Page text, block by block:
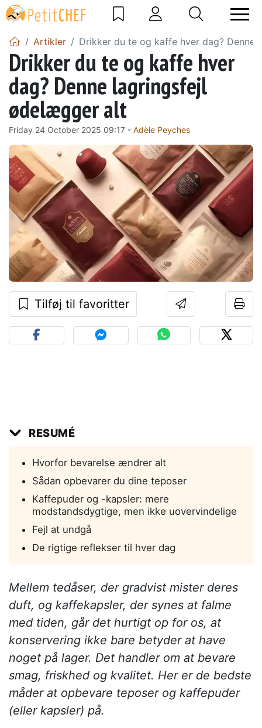
Artikler Drikker du te og kaffe hver dag?
Drikker du te og kaffe hver
dag? Denne lagringsfejl
ødelægger alt
Friday 24 October 2025 09:17 - Adèle Peyches
Tilføj til favoritter
RESUMÉ
Hvorfor bevarelse ændrer alt
Sådan opbevarer du dine teposer
Kaffepuder og -kapsler: mere
modstandsdygtige, men ikke uovervindelige
Fejl at undgå
De rigtige reflekser til hver dag
Mellem tedåser, der gradvist mister deres
duft, og kaffekapsler, der synes at falme
med tiden, går det hurtigt op for os, at
konservering ikke bare betyder at have
noget på lager. Det handler om at bevare
smag, friskhed og kvalitet. Her er de bedste
måder at opbevare teposer og kaffepuder
(eller kapsler) på.